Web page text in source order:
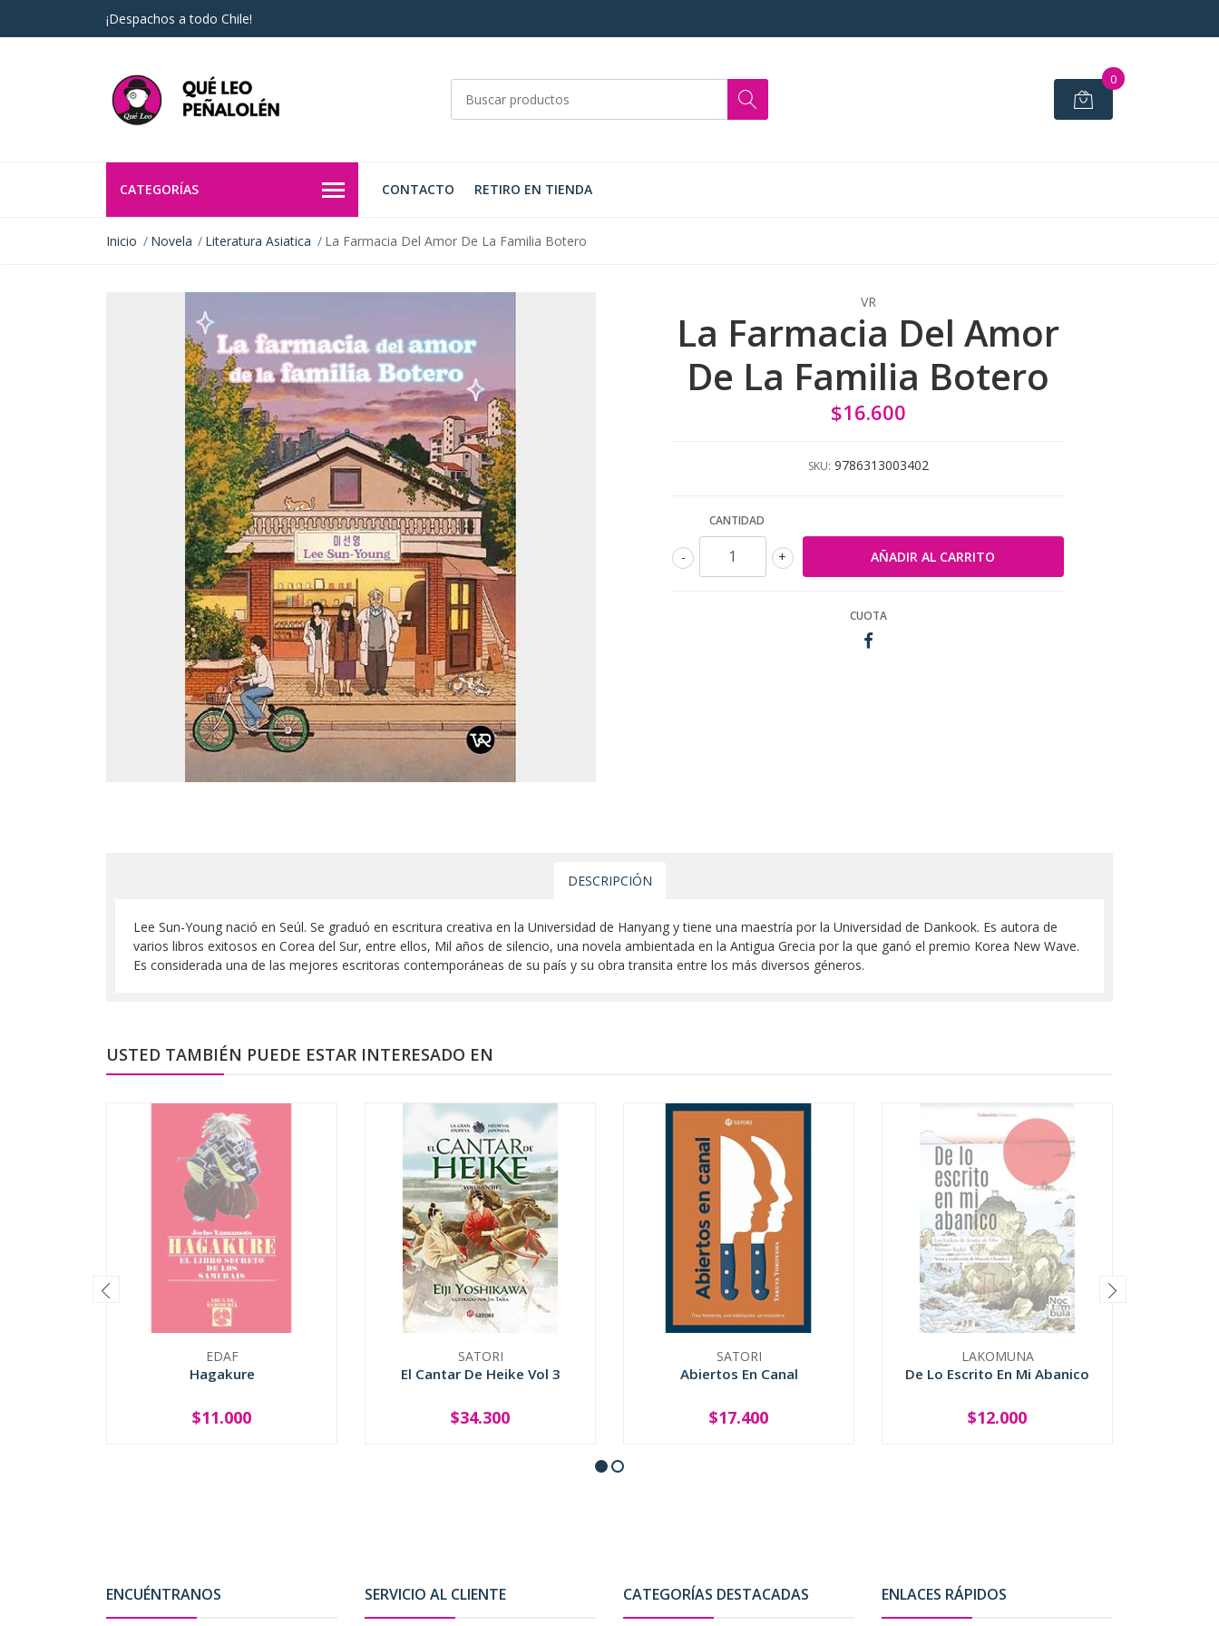
¡Despachos a todo Chile!
0
CATEGORÍAS CONTACTO RETIRO EN TIENDA
Inicio Novela Literatura Asiatica La Farmacia Del Amor De La Familia Botero
VR
La Farmacia Del Amor
De La Familia Botero
$16.600
SKU: 9786313003402
CANTIDAD
+
-
CUOTA
DESCRIPCIÓN
Lee Sun-Young nació en Seúl. Se graduó en escritura creativa en la Universidad de Hanyang y tiene una maestría por la Universidad de Dankook. Es autora de
varios libros exitosos en Corea del Sur, entre ellos, Mil años de silencio, una novela ambientada en la Antigua Grecia por la que ganó el premio Korea New Wave.
Es considerada una de las mejores escritoras contemporáneas de su país y su obra transita entre los más diversos géneros.
USTED TAMBIÉN PUEDE ESTAR INTERESADO EN
EDAF
Hagakure
SOLD OUT
$11.000
SATORI
El Cantar De Heike Vol 3
+
$34.300
SATORI
Abiertos En Canal
+
$17.400
LAKOMUNA
De Lo Escrito En Mi Abanico
SOLD OUT
$12.000
ENCUÉNTRANOS SERVICIO AL CLIENTE CATEGORÍAS DESTACADAS ENLACES RÁPIDOS